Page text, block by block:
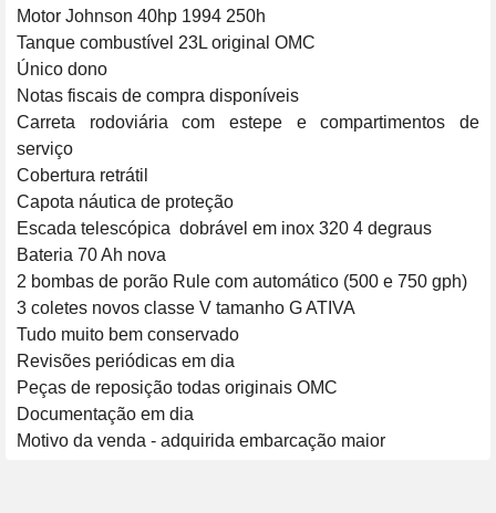
Motor Johnson 40hp 1994 250h
Tanque combustível 23L original OMC
Único dono
Notas fiscais de compra disponíveis
Carreta rodoviária com estepe e compartimentos de
serviço
Cobertura retrátil
Capota náutica de proteção
Escada telescópica  dobrável em inox 320 4 degraus
Bateria 70 Ah nova
2 bombas de porão Rule com automático (500 e 750 gph)
3 coletes novos classe V tamanho G ATIVA
Tudo muito bem conservado
Revisões periódicas em dia
Peças de reposição todas originais OMC
Documentação em dia
Motivo da venda - adquirida embarcação maior